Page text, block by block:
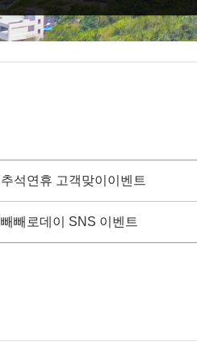
추석연휴 고객맞이이벤트
빼빼로데이 SNS 이벤트